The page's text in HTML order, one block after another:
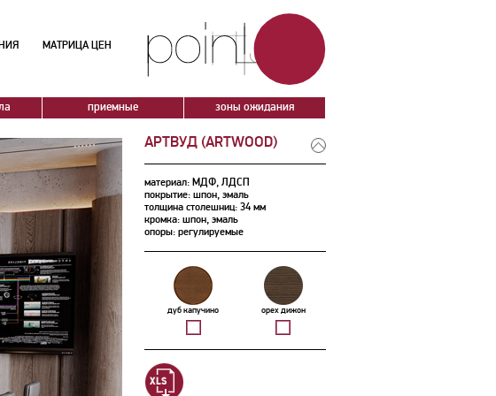
МАТРИЦА ЦЕН
приемные зоны ожидания
АРТВУД (ARTWOOD)
материал: МДФ, ЛДСП
покрытие: шпон, эмаль
толщина столешниц: 34 мм
кромка: шпон, эмаль
опоры: регулируемые
дуб капучино орех дижон